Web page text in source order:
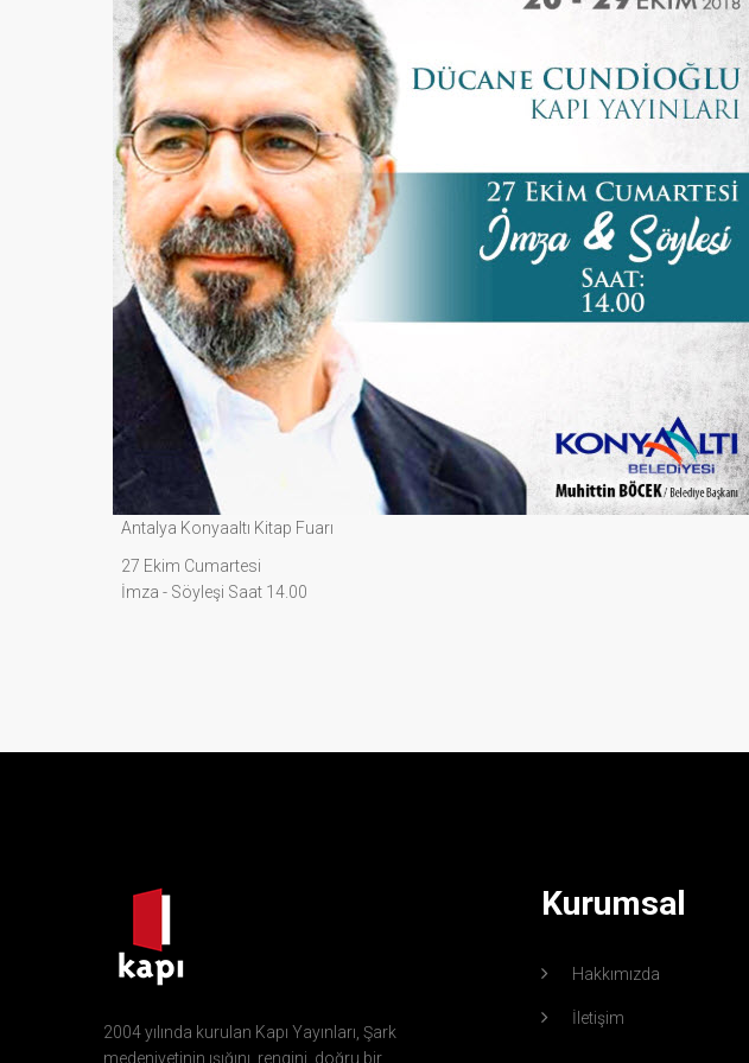
Antalya Konyaaltı Kitap Fuarı
27 Ekim Cumartesi
İmza - Söyleşi Saat 14.00
2004 yılında kurulan Kapı Yayınları, Şark
medeniyetinin ışığını, rengini, doğru bir
Kurumsal
Hakkımızda
İletişim